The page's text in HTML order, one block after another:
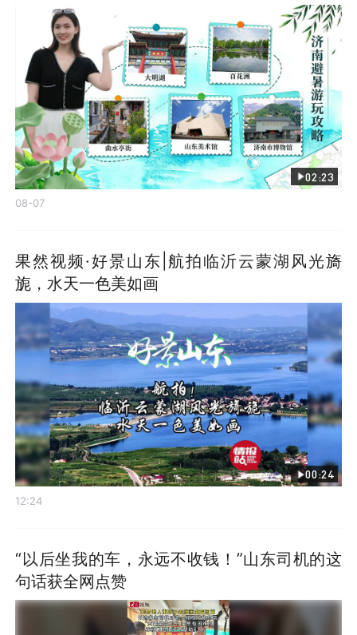
02:23
08-07
果然视频·好景山东|航拍临沂云蒙湖风光旖
旎，水天一色美如画
00:24
12:24
“以后坐我的车，永远不收钱！”山东司机的这
句话获全网点赞